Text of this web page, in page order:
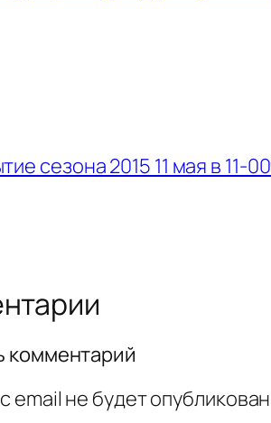
сезона 2015 11 мая в 11-
комментарий
email не будет